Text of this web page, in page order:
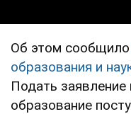
Об этом сообщило
образования и
Подать заявление
образование